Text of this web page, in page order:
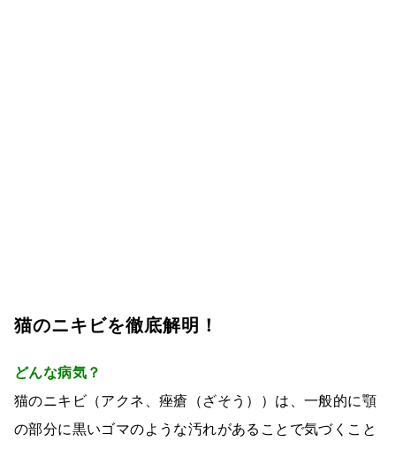
猫のニキビを徹底解明！
どんな病気？
猫のニキビ（アクネ、痤瘡（ざそう））は、一般的に顎
の部分に黒いゴマのような汚れがあることで気づくこと